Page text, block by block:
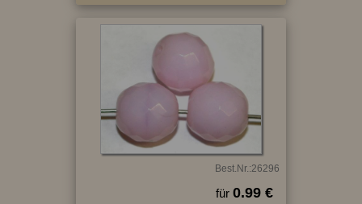
Best.Nr.:26296
für 0.99 €